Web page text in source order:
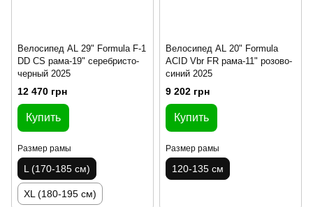
Велосипед AL 29" Formula F-1
DD CS рама-19" серебристо-
черный 2025
12 470 грн
Купить
Размер рамы
L (170-185 см)
XL (180-195 см)
Велосипед AL 20" Formula
ACID Vbr FR рама-11" розово-
синий 2025
9 202 грн
Купить
Размер рамы
120-135 см